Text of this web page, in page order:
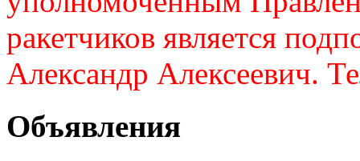
ракетчиков является
Александр Алексеевич.
Объявления